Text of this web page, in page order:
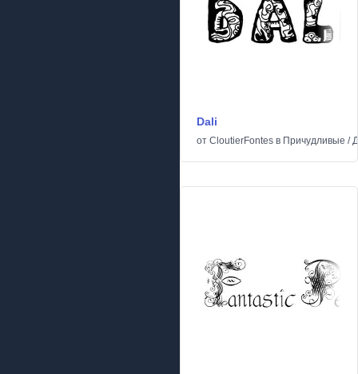
Dali
от CloutierFontes в Причудливые /